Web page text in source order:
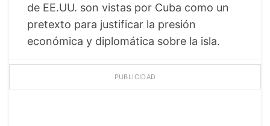
de EE.UU. son vistas por Cuba como un
pretexto para justificar la presión
económica y diplomática sobre la isla.
PUBLICIDAD